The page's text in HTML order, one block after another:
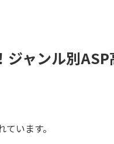
ジャンル別
います。